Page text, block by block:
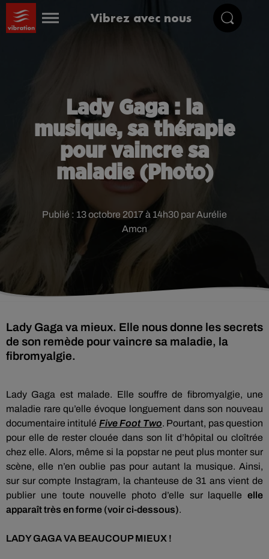
Vibrez avec nous
Lady Gaga : la
musique, sa thérapie
pour vaincre sa
maladie (Photo)
Publié : 13 octobre 2017 à 14h30 par Aurélie
Amcn
Lady Gaga va mieux. Elle nous donne les secrets
de son remède pour vaincre sa maladie, la
fibromyalgie.
Lady Gaga est malade. Elle souffre de fibromyalgie, une
maladie rare qu’elle évoque longuement dans son nouveau
documentaire intitulé FiveFoot Two. Pourtant, pas question
pour elle de rester clouée dans son lit d’hôpital ou cloîtrée
chez elle. Alors, même si la popstar ne peut plus monter sur
scène, elle n’en oublie pas pour autant la musique. Ainsi,
sur sur compte Instagram, la chanteuse de 31 ans vient de
publier une toute nouvelle photo d’elle sur laquelle elle
apparaît très en forme (voir ci-dessous).
LADY GAGA VA BEAUCOUP MIEUX !